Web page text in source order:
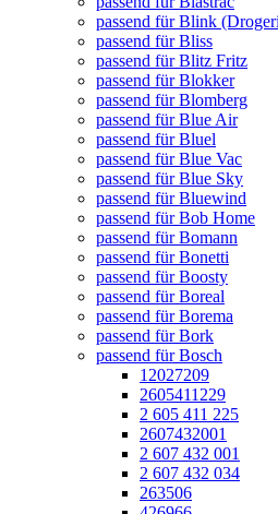
passend für Blink
passend für Bliss
passend für Blitz Fritz
passend für Blokker
passend für Blomberg
passend für Blue Air
passend für Bluel
passend für Blue Vac
passend für Blue Sky
passend für Bluewind
passend für Bob Home
passend für Bomann
passend für Bonetti
passend für Boosty
passend für Boreal
passend für Borema
passend für Bork
passend für Bosch
12027209
2605411229
2 605 411 225
2607432001
2 607 432 001
2 607 432 034
263506